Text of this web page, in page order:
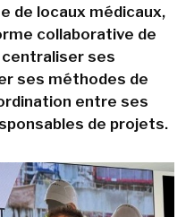
de locaux médicaux,
collaborative de
ses
ses méthodes de
entre ses
de projets.